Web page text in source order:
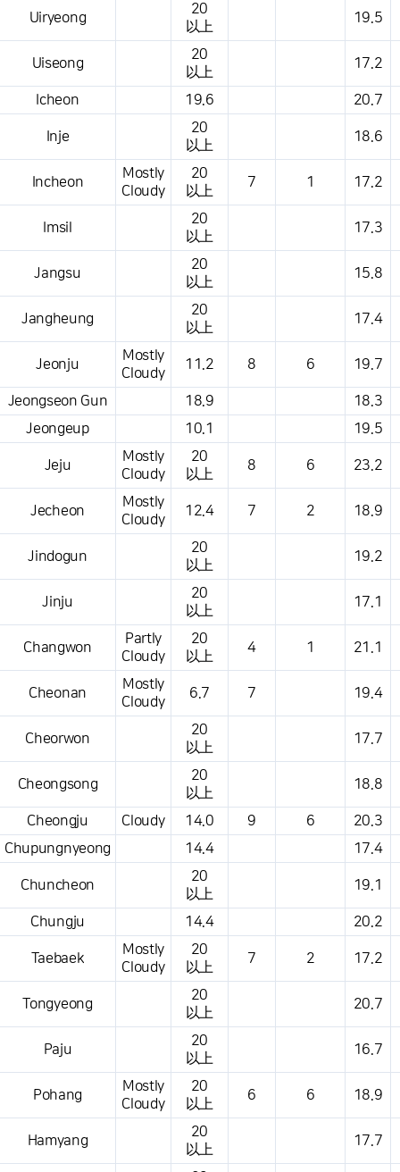
Uiryeong
20
以上
19.5
Uiseong
20
以上
17.2
Icheon 19.6 20.7
Inje
20
以上
18.6
Incheon
Mostly
Cloudy
20
以上
7 1 17.2
Imsil
20
以上
17.3
Jangsu
20
以上
15.8
Jangheung
20
以上
17.4
Jeonju
Mostly
Cloudy
11.2 8 6 19.7
Jeongseon Gun 18.9
18.3
Jeongeup
10.1 19.5
Jeju
Mostly
Cloudy
20
以上
8 6 23.2
Jecheon
Mostly
Cloudy
12.4 7 2 18.9
Jindogun
20
以上
19.2
Jinju
20
以上
17.1
Changwon
Partly
Cloudy
20
以上
4 1 21.1
Cheonan
Mostly
Cloudy
6.7 7 19.4
Cheorwon
20
以上
17.7
Cheongsong
20
以上
18.8
Cheongju Cloudy 14.0 9 6
20.3
Chupungnyeong
14.4 17.4
Chuncheon
20
以上
19.1
Chungju 14.4 20.2
Taebaek
Mostly
Cloudy
20
以上
7 2 17.2
Tongyeong
20
以上
20.7
Paju
20
以上
16.7
Pohang
Mostly
Cloudy
20
以上
6 6 18.9
Hamyang
20
以上
17.7